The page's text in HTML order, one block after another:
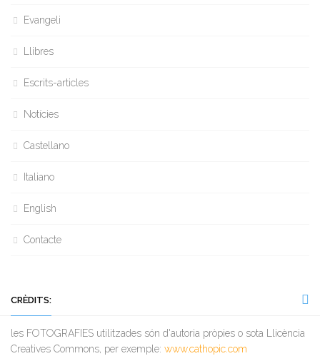
Evangeli
Llibres
Escrits-articles
Notícies
Castellano
Italiano
English
Contacte
CRÈDITS:
les FOTOGRAFIES utilitzades són d'autoria pròpies o sota Llicència
Creatives Commons, per exemple: www.cathopic.com